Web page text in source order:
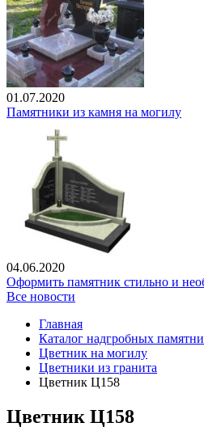
01.07.2020
Памятники из камня на могилу
04.06.2020
Оформить памятник стильно и
Все новости
Главная
Каталог надгробных
Цветник на могилу
Цветники из гранита
Цветник Ц158
Цветник Ц158